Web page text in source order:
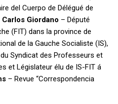
del Cuerpo de Délégué de
Carlos Giordano – Député
(FIT) dans la province de
de la Gauche Socialiste (IS),
Syndicat des Professeurs et
et Législateur élu de IS-FIT á
– Revue “Correspondencia